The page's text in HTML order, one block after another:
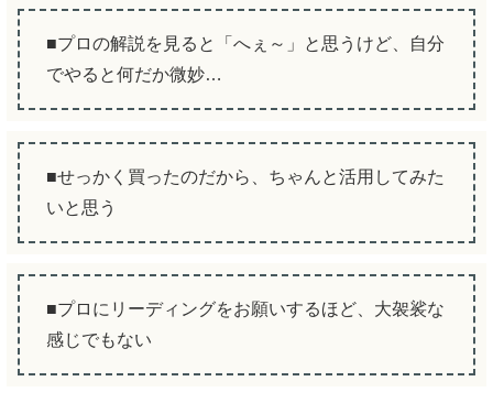
■プロの解説を見ると「へぇ～」と思うけど、自分
でやると何だか微妙…
■せっかく買ったのだから、ちゃんと活用してみた
いと思う
■プロにリーディングをお願いするほど、大袈裟な
感じでもない